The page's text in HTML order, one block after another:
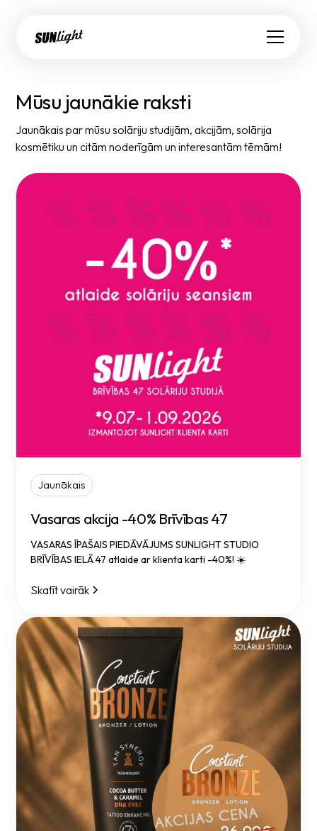
Mūsu jaunākie raksti
Jaunākais par mūsu solāriju studijām, akcijām, solārija
kosmētiku un citām noderīgām un interesantām tēmām!
Jaunākais
Vasaras akcija -40% Brīvības 47
VASARAS ĪPAŠAIS PIEDĀVĀJUMS SUNLIGHT STUDIO
BRĪVĪBAS IELĀ 47 atlaide ar klienta karti -40%! ☀️
Skatīt vairāk